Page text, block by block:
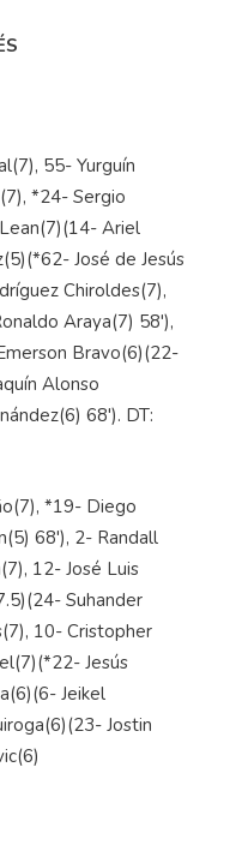
55- Yurguín
*24- Sergio
Ariel
José de Jesús
Chiroldes(7),
Araya(7) 58'),
Bravo(6)(22-
Alonso
68'). DT:
*19- Diego
68'), 2- Randall
12- José Luis
Suhander
10- Cristopher
Jesús
Jeikel
Jostin